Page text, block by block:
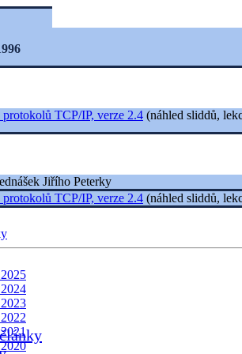
protokolů TCP/IP, verze 2.4 (náhled sliddů,
Jiřího Peterky
protokolů TCP/IP, verze 2.4 (náhled sliddů,